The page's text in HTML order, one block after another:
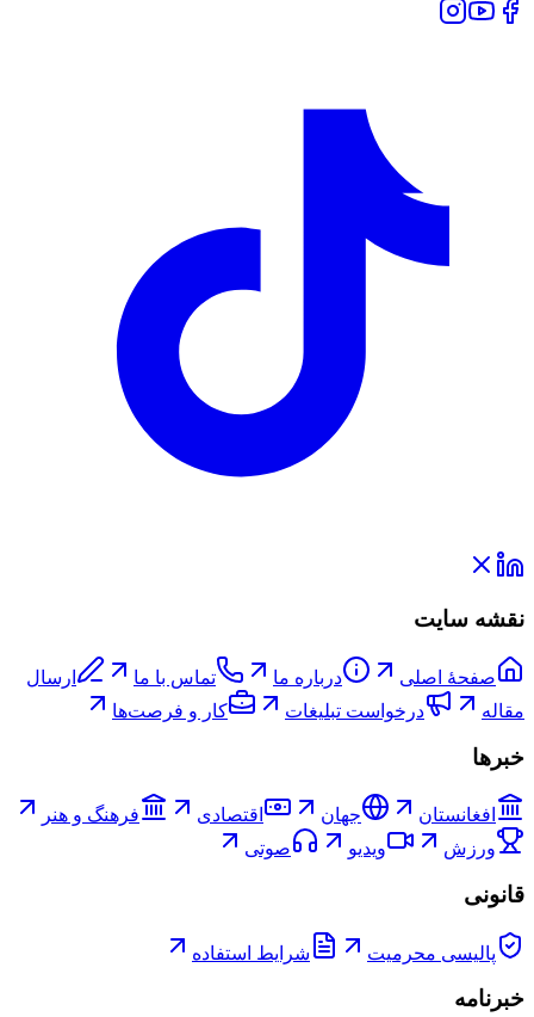
نقشه سایت
صفحۀ اصلی درباره ما تماس با ما
ارسال
مقاله
درخواست تبلیغات کار و فرصت‌ها
خبرها
افغانستان جهان اقتصادی
فرهنگ و هنر
ورزش
ویدیو صوتی
قانونی
پالیسی محرمیت شرایط استفاده
خبرنامه